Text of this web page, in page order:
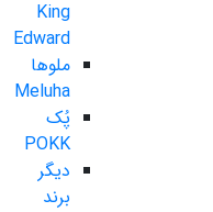
King
Edward
ملوها
Meluha
پُک
POKK
دیگر
برند